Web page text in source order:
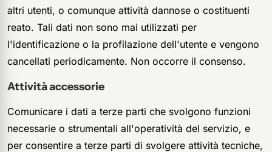
altri utenti, o comunque attività dannose o costituenti
reato. Tali dati non sono mai utilizzati per
l'identificazione o la profilazione dell'utente e vengono
cancellati periodicamente. Non occorre il consenso.
Attività accessorie
Comunicare i dati a terze parti che svolgono funzioni
necessarie o strumentali all'operatività del servizio, e
per consentire a terze parti di svolgere attività tecniche,